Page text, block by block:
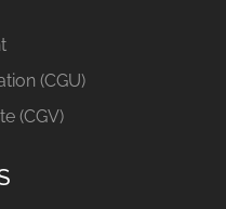
(CGU)
(CGV)